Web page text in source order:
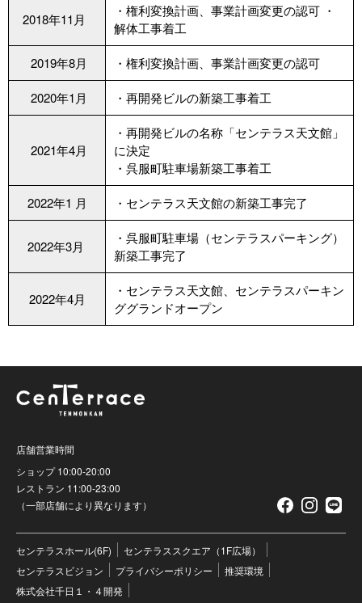
2018年11月
・権利変換計画、事業計画変更の認可 ・
解体工事着工
2019年8月 ・権利変換計画、事業計画変更の認可
2020年1月 ・再開発ビルの新築工事着工
2021年4月
・再開発ビルの名称「センテラス天文館」
に決定
・呉服町駐車場新築工事着工
2022年1 月 ・センテラス天文館の新築工事完了
2022年3月
・呉服町駐車場（センテラスパーキング）
新築工事完了
2022年4月
・センテラス天文館、センテラスパーキン
ググランドオープン
店舗営業時間
ショップ 10:00-20:00
レストラン 11:00-23:00
（一部店舗により異なります）
センテラスホール(6F)
センテラススクエア（1F広場）
センテラスビジョン
プライバシーポリシー
推奨環境
株式会社千日１・４開発